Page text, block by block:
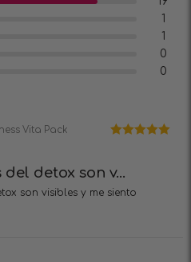
1
1
0
0
Vita Pack
detox son v...
son visibles y me siento